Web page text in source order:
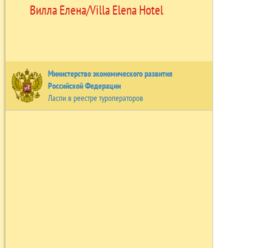
Вилла Елена/Villa Elena Hotel
Министерство экономического развития
Российской Федерации
Ласпи в реестре туроператоров